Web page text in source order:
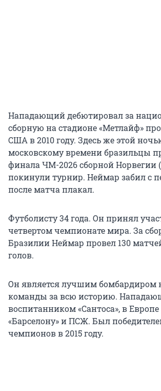
Нападающий дебютировал за
сборную на стадионе «Метлайф»
США в 2010 году. Здесь же этой
московскому времени бразильцы
финала ЧМ-2026 сборной Норвегии
покинули турнир. Неймар забил с
после матча плакал.
Футболисту 34 года. Он принял
четвертом чемпионате мира. За
Бразилии Неймар провел 130
голов.
Он является лучшим бомбардиром
команды за всю историю.
воспитанником «Сантоса», в Европе
«Барселону» и ПСЖ. Был
чемпионов в 2015 году.